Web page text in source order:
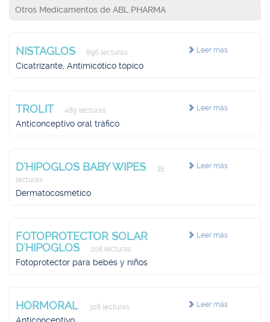
Otros Medicamentos de ABL PHARMA
Leer más
NISTAGLOS 896 lecturas
Cicatrizante, Antimicótico tópico
Leer más
TROLIT 485 lecturas
Anticonceptivo oral tráfico
Leer más
D'HIPOGLOS BABY WIPES
35
lecturas
Dermatocosmético
Leer más
FOTOPROTECTOR SOLAR
D'HIPOGLOS
208 lecturas
Fotoprotector para bebés y niños
Leer más
HORMORAL 328 lecturas